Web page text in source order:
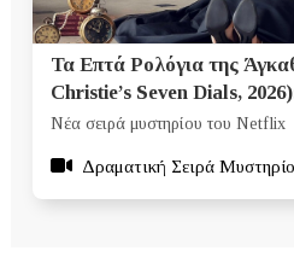
Τα Επτά Ρολόγια της
Christie’s Seven Dials,
Νέα σειρά μυστηρίου του Netflix
Δραματική Σειρά